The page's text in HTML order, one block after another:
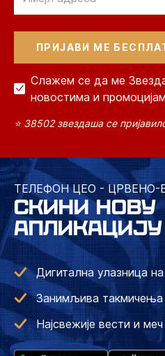
Слажем се да ме
новостима и
⭐ 38502 звездаша се
ТЕЛЕФОН ЦЕО - ЦРВЕНО-
СКИНИ НОВУ
АПЛИКАЦИЈУ
Дигитална улазница
Занимљива такмичења
Најсвежије вести и